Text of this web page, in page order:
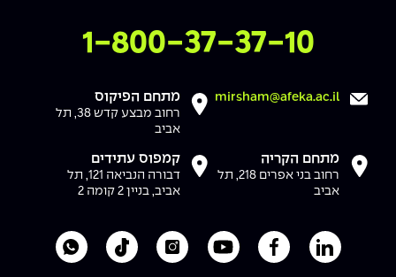
צרו איתנו קשר
1-800-37-37-10
mirsham@afeka.ac.il מתחם הפיקוס
רחוב מבצע קדש 38, תל
אביב
מתחם הקריה
רחוב בני אפרים 218, תל
אביב
קמפוס עתידים
דבורה הנביאה 121, תל
אביב, בניין 2 קומה 2
לעמוד הלינקדאין של מכללת אפקה
לעמוד הפייסבוק של מכללת אפקה
לעמוד היוטיוב של מכללת אפקה
לעמוד האינסטגרם של
לעמוד הטיקטוק